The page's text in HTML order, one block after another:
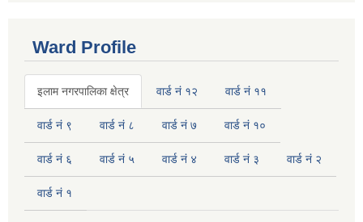
Ward Profile
इलाम नगरपालिका क्षेत्र वार्ड नं १२ वार्ड नं ११
वार्ड नं ९ वार्ड नं ८ वार्ड नं ७ वार्ड नं १०
वार्ड नं ६ वार्ड नं ५ वार्ड नं ४ वार्ड नं ३ वार्ड नं २
वार्ड नं १